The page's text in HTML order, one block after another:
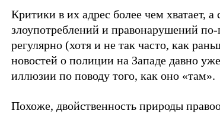
Критики в их адрес более чем хватает, а
злоупотреблений и правонарушений
регулярно (хотя и не так часто, как
новостей о полиции на Западе давно
иллюзии по поводу того, как оно «там».
Похоже, двойственность природы